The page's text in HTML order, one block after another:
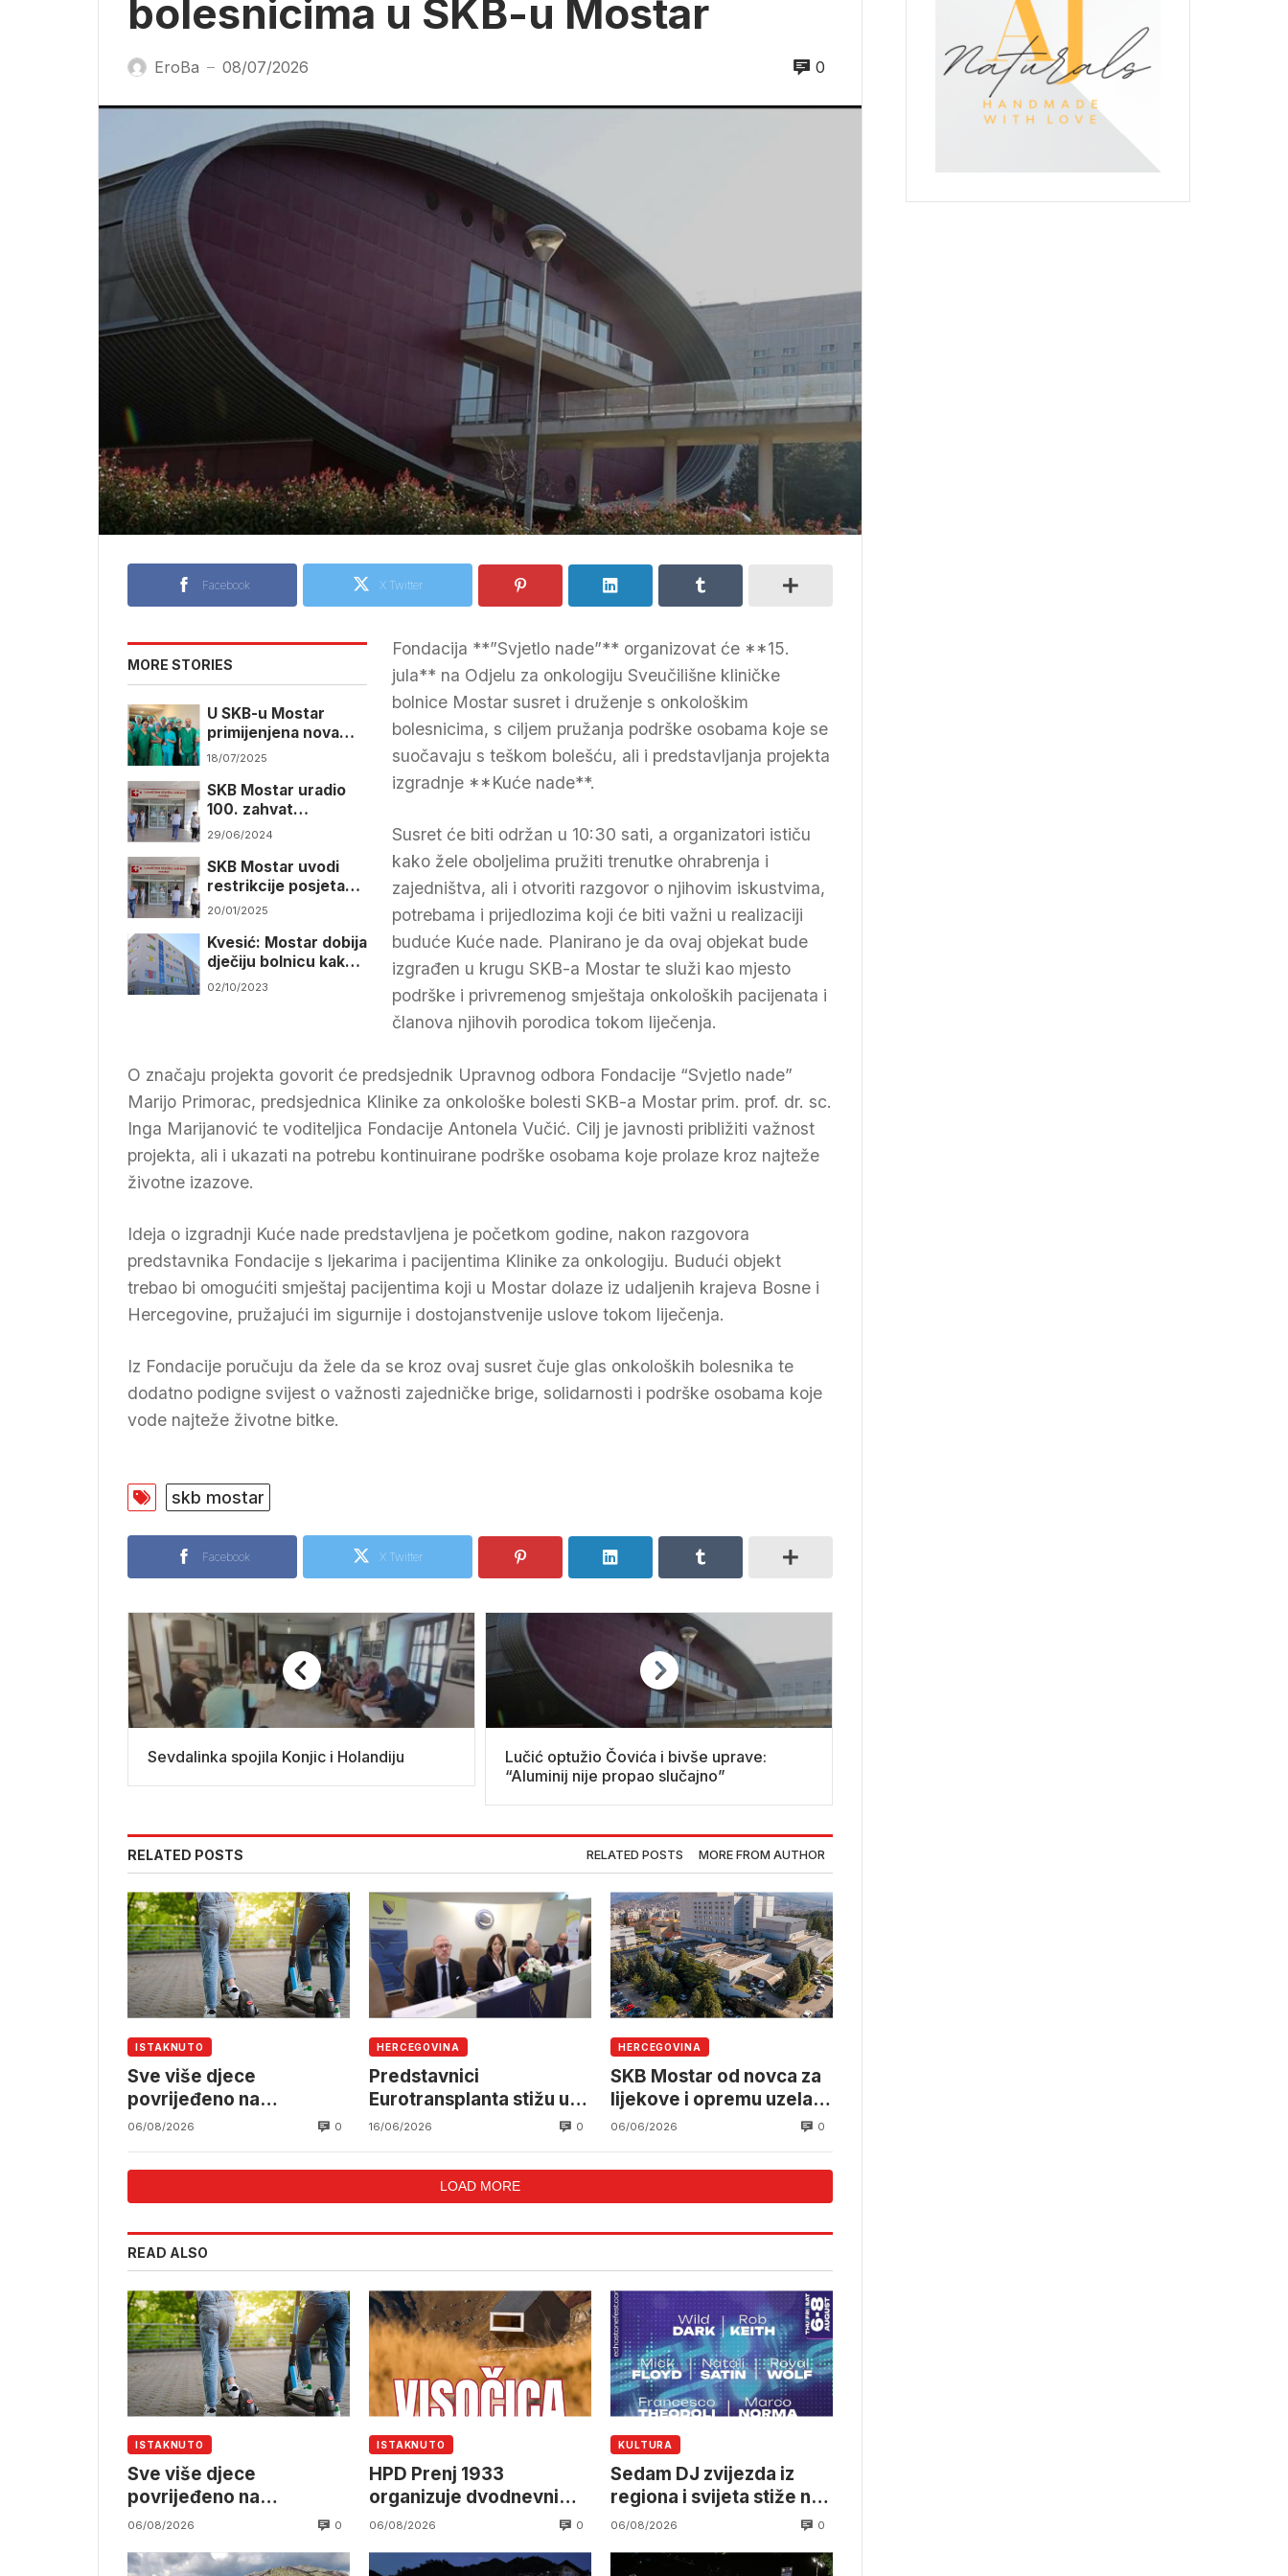
bolesnicima u SKB-u Mostar
EroBa — 08/07/2026 0
Facebook X Twitter
MORE STORIES
U SKB-u Mostar
primijenjena nova
metoda liječenja
žena
18/07/2025
SKB Mostar uradio
100. zahvat
trombektomije
29/06/2024
SKB Mostar uvodi
restrikcije posjeta
zbog gripe i COVID-
20/01/2025
Kvesić: Mostar dobija
dječiju bolnicu kakve
nema u Evropi
02/10/2023
Fondacija **”Svjetlo nade”** organizovat će **15.
jula** na Odjelu za onkologiju Sveučilišne kliničke
bolnice Mostar susret i druženje s onkološkim
bolesnicima, s ciljem pružanja podrške osobama koje se
suočavaju s teškom bolešću, ali i predstavljanja projekta
izgradnje **Kuće nade**.
Susret će biti održan u 10:30 sati, a organizatori ističu
kako žele oboljelima pružiti trenutke ohrabrenja i
zajedništva, ali i otvoriti razgovor o njihovim iskustvima,
potrebama i prijedlozima koji će biti važni u realizaciji
buduće Kuće nade. Planirano je da ovaj objekat bude
izgrađen u krugu SKB-a Mostar te služi kao mjesto
podrške i privremenog smještaja onkoloških pacijenata i
članova njihovih porodica tokom liječenja.
O značaju projekta govorit će predsjednik Upravnog odbora Fondacije “Svjetlo nade”
Marijo Primorac, predsjednica Klinike za onkološke bolesti SKB-a Mostar prim. prof. dr. sc.
Inga Marijanović te voditeljica Fondacije Antonela Vučić. Cilj je javnosti približiti važnost
projekta, ali i ukazati na potrebu kontinuirane podrške osobama koje prolaze kroz najteže
životne izazove.
Ideja o izgradnji Kuće nade predstavljena je početkom godine, nakon razgovora
predstavnika Fondacije s ljekarima i pacijentima Klinike za onkologiju. Budući objekt
trebao bi omogućiti smještaj pacijentima koji u Mostar dolaze iz udaljenih krajeva Bosne i
Hercegovine, pružajući im sigurnije i dostojanstvenije uslove tokom liječenja.
Iz Fondacije poručuju da žele da se kroz ovaj susret čuje glas onkoloških bolesnika te
dodatno podigne svijest o važnosti zajedničke brige, solidarnosti i podrške osobama koje
vode najteže životne bitke.
skb mostar
Facebook X Twitter
Sevdalinka spojila Konjic i Holandiju
Lučić optužio Čovića i bivše uprave:
“Aluminij nije propao slučajno”
RELATED POSTS RELATED POSTS MORE FROM AUTHOR
ISTAKNUTO
Sve više djece
povrijeđeno na
električnim romobilima
06/08/2026 0
HERCEGOVINA
Predstavnici
Eurotransplanta stižu u
Mostar nakon historijske
u SKB-u
16/06/2026 0
HERCEGOVINA
SKB Mostar od novca za
lijekove i opremu uzela
3.000.000 KM pa
doprinose za PIO
06/06/2026 0
LOAD MORE
READ ALSO
ISTAKNUTO
Sve više djece
povrijeđeno na
električnim romobilima
06/08/2026 0
ISTAKNUTO
HPD Prenj 1933
organizuje dvodnevni
izlet na Visočicu
06/08/2026 0
KULTURA
Sedam DJ zvijezda iz
regiona i svijeta stiže na
EchoStone Festival u
06/08/2026 0